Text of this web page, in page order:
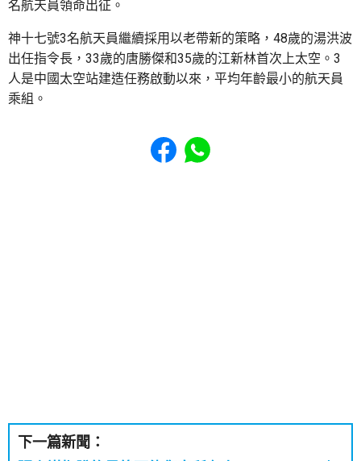
名航天員領命出征。
神十七號3名航天員繼續採用以老帶新的策略，48歲的湯洪波
出任指令長，33歲的唐勝傑和35歲的江新林首次上太空。3
人是中國太空站建造任務啟動以來，平均年齡最小的航天員
乘組。
Share to Facebook
Share to WhatsApp
下一篇新聞：